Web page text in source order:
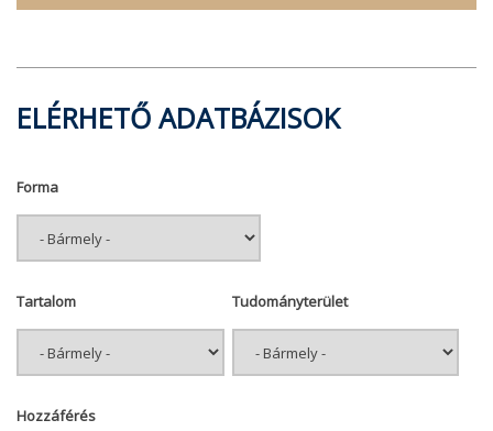
ELÉRHETŐ ADATBÁZISOK
Forma
Tartalom Tudományterület
Hozzáférés